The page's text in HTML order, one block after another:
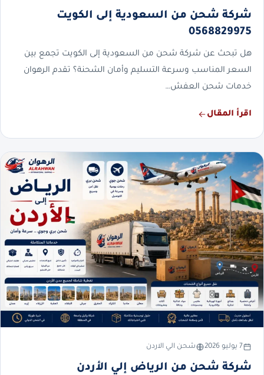
شركة شحن من السعودية إلى الكويت
0568829975
هل تبحث عن شركة شحن من السعودية إلى الكويت تجمع بين
السعر المناسب وسرعة التسليم وأمان الشحنة؟ تقدم الرهوان
خدمات شحن العفش…
اقرأ المقال
7 يوليو 2026 شحن الي الاردن
شركة شحن من الرياض إلي الأردن